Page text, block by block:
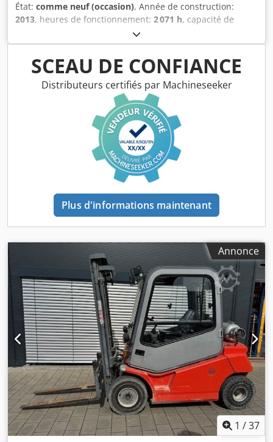
État: comme neuf (occasion), Année de construction:
2013, heures de fonctionnement: 2 071 h, capacité de
, hauteur de levage:
carburant:électrique, type de mât:duplex, hauteur de
construction:2 020 mm , Fabricant + modèle : BT SWE 120 S
Atex * EX * Mitrex 2D / Zone 21 Mât : 2F2850 ID :
23021.7904 Catégorie : Occasion Mât : 2F2850 Hauteur
abaissée : 2020 mm Dsdpfxjzq T Nqs Ahiskr Hauteur de
levage : 2850 mm Capacité : 1200 kg Année : 2013 Heures :
2071 heures Capacité : NOUVELLE * 24 V / 300 Ah * Année
de fabrication : 2023 Options : Un modèle CONTRA
empilable EX très unique !!* EX * Mitrex !!!!!Système = ATEX
94 / 9 / CE Groupe de gaz : IIIB (poussière non conductrice)
Type : 2D (pour utilisation en Zone 21) Classe de
température : T4 (135 °C) Équipé de : - Mât FFL - en
2 parties - Fourches de chariot élévateur réglables à porte-
à-faux - Adapté à tous les types de palettes
SCEAU DE CONFIANCE
Distributeurs certifiés par Machineseeker
Plus d'informations maintenant
Annonce
1 /37